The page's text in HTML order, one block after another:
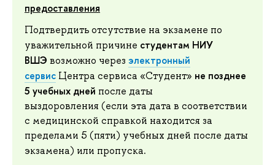
предоставления
Подтвердить отсутствие на экзамене по
уважительной причине студентам НИУ
ВШЭ возможно через электронный
сервис Центра сервиса «Студент» не позднее
5 учебных дней после даты
выздоровления (если эта дата в соответствии
с медицинской справкой находится за
пределами 5 (пяти) учебных дней после даты
экзамена) или пропуска.